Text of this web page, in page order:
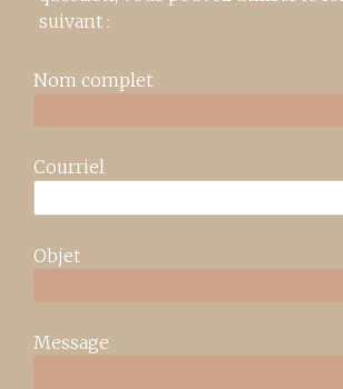
suivant :
Nom complet
Courriel
Objet
Message